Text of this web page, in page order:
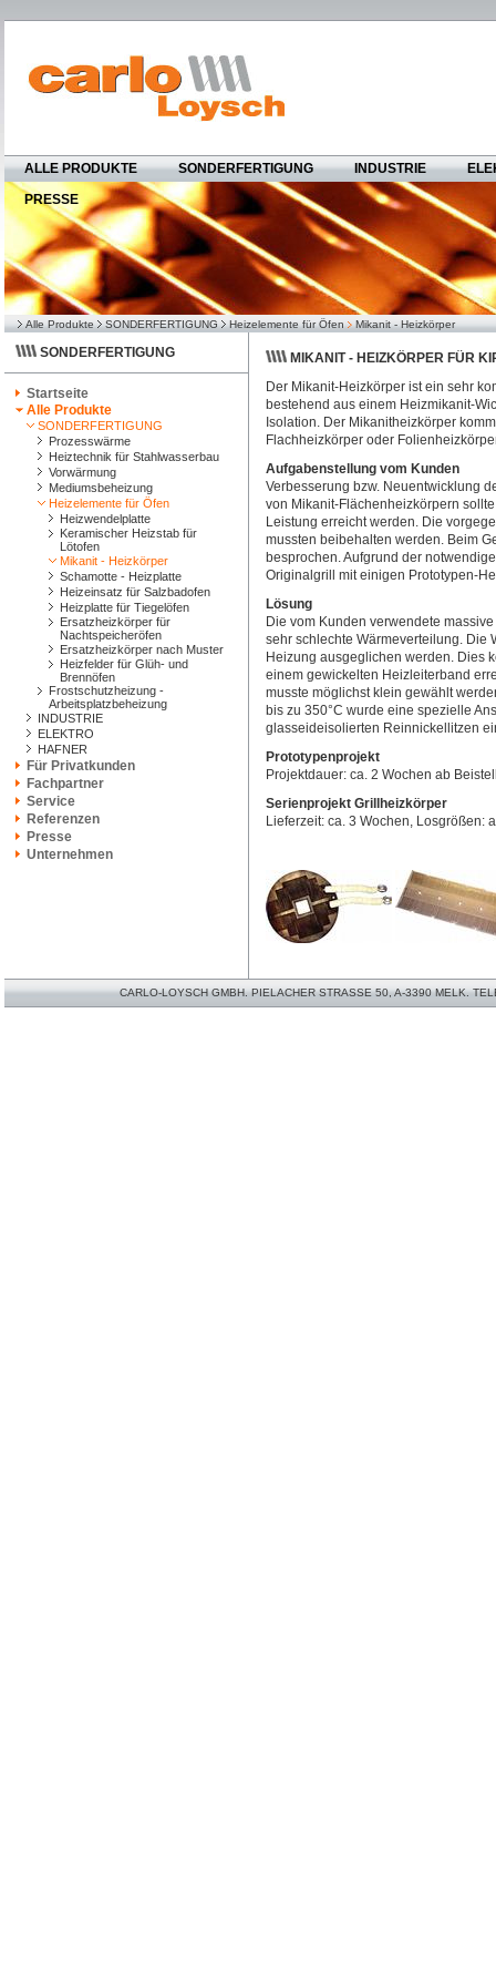
ALLE PRODUKTE SONDERFERTIGUNG INDUSTRIE
PRESSE
Alle Produkte SONDERFERTIGUNG Heizelemente für Öfen Mikanit - Heizkörper
SONDERFERTIGUNG
Startseite
Alle Produkte
SONDERFERTIGUNG
Prozesswärme
Heiztechnik für Stahlwasserbau
Vorwärmung
Mediumsbeheizung
Heizelemente für Öfen
Heizwendelplatte
Keramischer Heizstab für
Lötofen
Mikanit - Heizkörper
Schamotte - Heizplatte
Heizeinsatz für Salzbadofen
Heizplatte für Tiegelöfen
Ersatzheizkörper für
Nachtspeicheröfen
Ersatzheizkörper nach Muster
Heizfelder für Glüh- und
Brennöfen
Frostschutzheizung -
Arbeitsplatzbeheizung
INDUSTRIE
ELEKTRO
HAFNER
Für Privatkunden
Fachpartner
Service
Referenzen
Presse
Unternehmen
MIKANIT - HEIZKÖRPER FÜR
Der Mikanit-Heizkörper ist ein sehr
bestehend aus einem Heizmikanit-
Isolation. Der Mikanitheizkörper
Flachheizkörper oder
Aufgabenstellung vom Kunden
Verbesserung bzw. Neuentwicklung
von Mikanit-Flächenheizkörpern
Leistung erreicht werden. Die
mussten beibehalten werden. Beim
besprochen. Aufgrund der
Originalgrill mit einigen Prototypen-
Lösung
Die vom Kunden verwendete
sehr schlechte Wärmeverteilung. Die
Heizung ausgeglichen werden. Dies
einem gewickelten Heizleiterband
musste möglichst klein gewählt
bis zu 350°C wurde eine spezielle
glasseideisolierten Reinnickellitzen
Prototypenprojekt
Projektdauer: ca. 2 Wochen ab
Serienprojekt Grillheizkörper
Lieferzeit: ca. 3 Wochen, Losgrößen:
CARLO-LOYSCH GMBH. PIELACHER STRASSE 50, A-3390 MELK.